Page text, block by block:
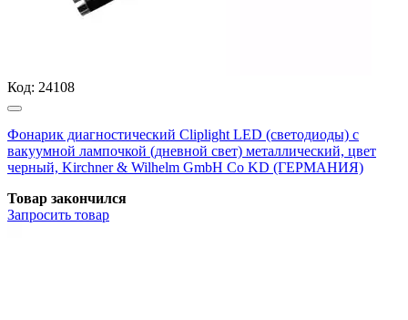
Код: 24108
Фонарик диагностический Cliplight LED (светодиоды) с
вакуумной лампочкой (дневной свет) металлический, цвет
черный, Kirchner & Wilhelm GmbH Co KD (ГЕРМАНИЯ)
Товар закончился
Запросить товар